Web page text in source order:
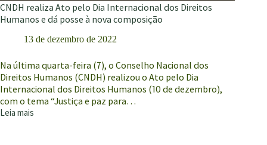
CNDH realiza Ato pelo Dia Internacional dos Direitos
Humanos e dá posse à nova composição
13 de dezembro de 2022
Na última quarta-feira (7), o Conselho Nacional dos
Direitos Humanos (CNDH) realizou o Ato pelo Dia
Internacional dos Direitos Humanos (10 de dezembro),
com o tema “Justiça e paz para…
Leia mais
CNDH